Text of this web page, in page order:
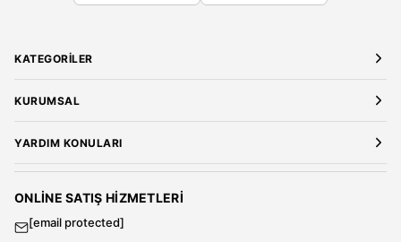
KATEGORILER
Bluz
Gömlek
T-Shirt
Tulum
KURUMSAL
Mağazalarımız
Gizlilik ve Güvenlik
YARDIM KONULARI
Üyelik Sözleşmesi
Kargo ve Teslimat
Satış Sözleşmesi
Banka Hesap Bilgileri
ONLINE SATIŞ HIZMETLERI
[email protected]